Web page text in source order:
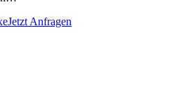
Jetzt Anfragen